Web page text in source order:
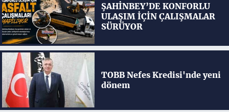
ŞAHİNBEY’DE KONFORLU
ULAŞIM İÇİN ÇALIŞMALAR
SÜRÜYOR
TOBB Nefes Kredisi'nde yeni
dönem